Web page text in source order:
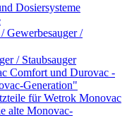
Dosiersysteme
Gewerbesauger /
/ Staubsauger
Comfort und Durovac -
Generation"
für Wetrok Monovac
alte Monovac-